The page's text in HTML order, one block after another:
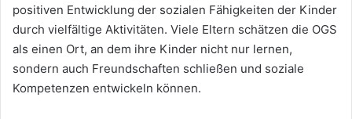
positiven Entwicklung der sozialen Fähigkeiten der Kinder
durch vielfältige Aktivitäten. Viele Eltern schätzen die OGS
als einen Ort, an dem ihre Kinder nicht nur lernen,
sondern auch Freundschaften schließen und soziale
Kompetenzen entwickeln können.